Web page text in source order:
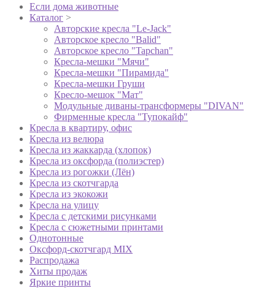
Если дома животные
Каталог >
Авторские кресла "Le-Jack"
Авторское кресло "Balid"
Авторское кресло "Tapchan"
Кресла-мешки "Мячи"
Кресла-мешки "Пирамида"
Кресла-мешки Груши
Кресло-мешок "Мат"
Модульные диваны-трансформеры "DIVAN"
Фирменные кресла "Тупокайф"
Кресла в квартиру, офис
Кресла из велюра
Кресла из жаккарда (хлопок)
Кресла из оксфорда (полиэстер)
Кресла из рогожки (Лён)
Кресла из скотчгарда
Кресла из экокожи
Кресла на улицу
Кресла с детскими рисунками
Кресла с сюжетными принтами
Однотонные
Оксфорд-скотчгард MIX
Распродажа
Хиты продаж
Яркие принты